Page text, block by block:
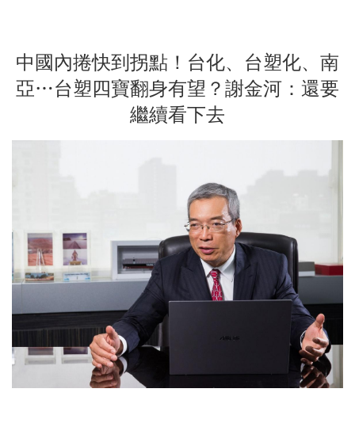
中國內捲快到拐點！台化、台塑化、南
亞…台塑四寶翻身有望？謝金河：還要
繼續看下去